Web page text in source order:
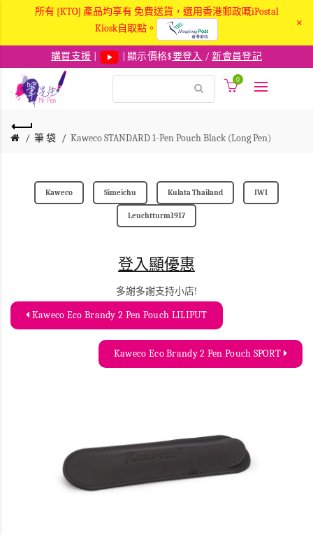
所有 [KTO] 產品均享有 免費送貨，選用香港郵政嘅iPostal
Kiosk自取點。
×
購買支援 | 顯示價格$要登入 /新會員登記
0
筆 袋 Kaweco STANDARD 1-Pen Pouch Black (Long Pen)
Kaweco Simeichu Kulata Thailand IWI
Leuchtturm1917
登入顯優惠
多謝多謝支持小店!
Kaweco Eco Brandy 2 Pen Pouch LILIPUT
Kaweco Eco Brandy 2 Pen Pouch SPORT